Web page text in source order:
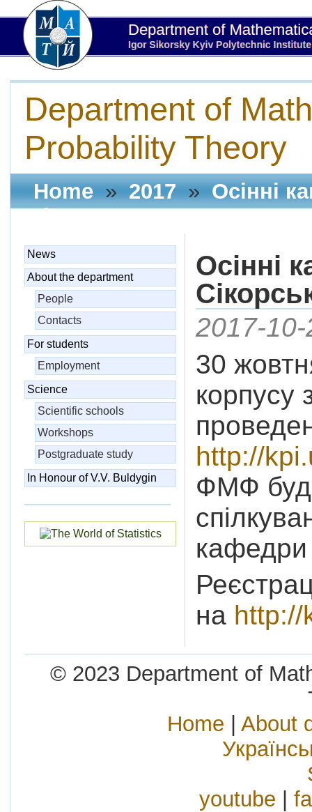
Department of
Probability Theory
Home » 2017 » Осінні
Сікорського
News
About the department
People
Contacts
For students
Employment
Science
Scientific schools
Workshops
Postgraduate study
In Honour of V.V. Buldygin
Осінні
2017-10-
30
корпусу
http://
ФМФ
на http://
© 2023 Department of
Home | About
youtube |